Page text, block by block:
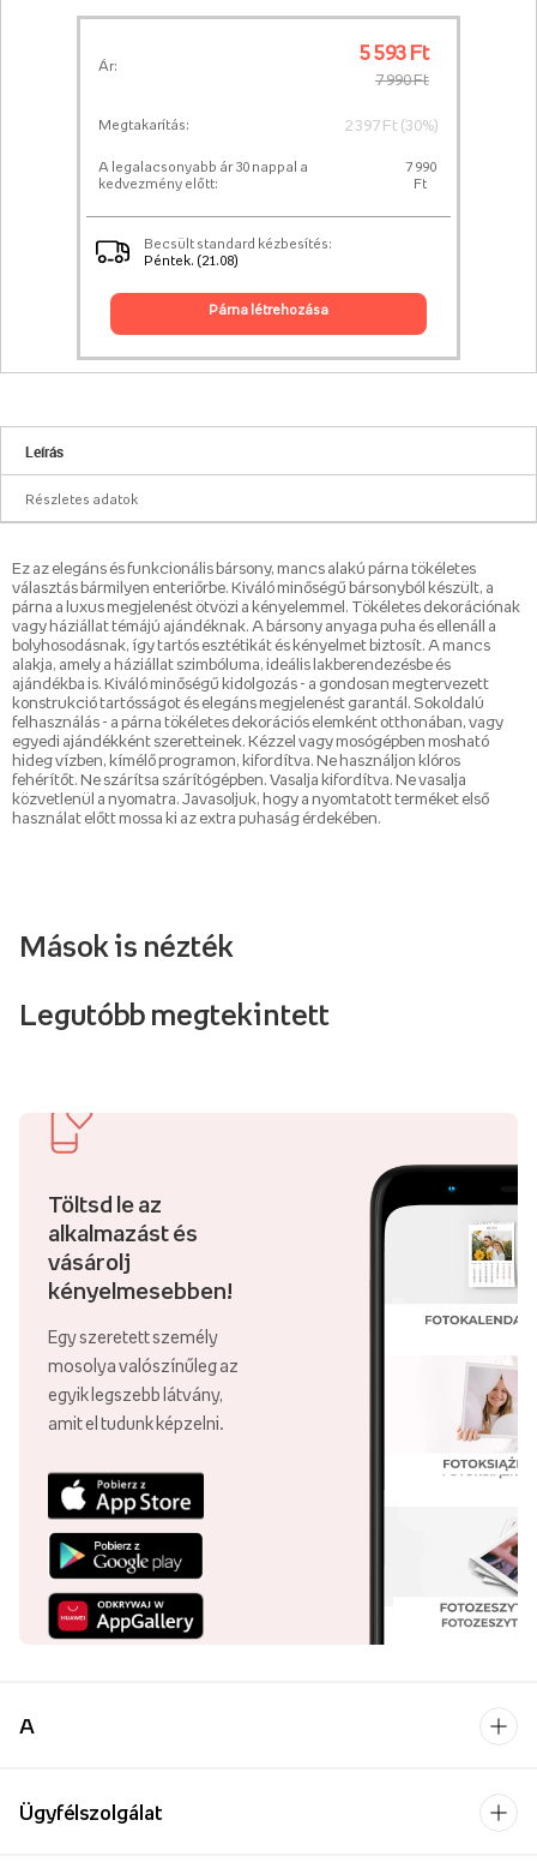
Ár:
5 593 Ft
7 990 Ft
Megtakarítás: 2 397 Ft (30%)
A legalacsonyabb ár 30 nappal a
kedvezmény előtt:
7 990
Ft
Becsült standard kézbesítés:
Péntek. (21.08)
párna létrehozása
Leírás
Részletes adatok
Ez az elegáns és funkcionális bársony, mancs alakú párna tökéletes
választás bármilyen enteriőrbe. Kiváló minőségű bársonyból készült, a
párna a luxus megjelenést ötvözi a kényelemmel. Tökéletes dekorációnak
vagy háziállat témájú ajándéknak. A bársony anyaga puha és ellenáll a
bolyhosodásnak, így tartós esztétikát és kényelmet biztosít. A mancs
alakja, amely a háziállat szimbóluma, ideális lakberendezésbe és
ajándékba is. Kiváló minőségű kidolgozás - a gondosan megtervezett
konstrukció tartósságot és elegáns megjelenést garantál. Sokoldalú
felhasználás - a párna tökéletes dekorációs elemként otthonában, vagy
egyedi ajándékként szeretteinek. Kézzel vagy mosógépben mosható
hideg vízben, kímélő programon, kifordítva. Ne használjon klóros
fehérítőt. Ne szárítsa szárítógépben. Vasalja kifordítva. Ne vasalja
közvetlenül a nyomatra. Javasoljuk, hogy a nyomtatott terméket első
használat előtt mossa ki az extra puhaság érdekében.
Mások is nézték
Legutóbb megtekintett
Töltsd le az
alkalmazást és
vásárolj
kényelmesebben!
Egy szeretett személy
mosolya valószínűleg az
egyik legszebb látvány,
amit el tudunk képzelni.
A
Ügyfélszolgálat